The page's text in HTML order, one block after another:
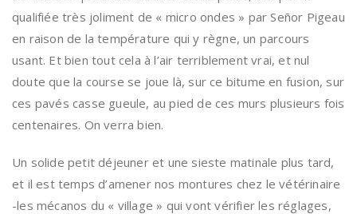
qualifiée très joliment de « micro ondes » par Señor Pigeau
en raison de la température qui y règne, un parcours
usant. Et bien tout cela à l’air terriblement vrai, et nul
doute que la course se joue là, sur ce bitume en fusion, sur
ces pavés casse gueule, au pied de ces murs plusieurs fois
centenaires. On verra bien.
Un solide petit déjeuner et une sieste matinale plus tard,
et il est temps d’amener nos montures chez le vétérinaire
-les mécanos du « village » qui vont vérifier les réglages,